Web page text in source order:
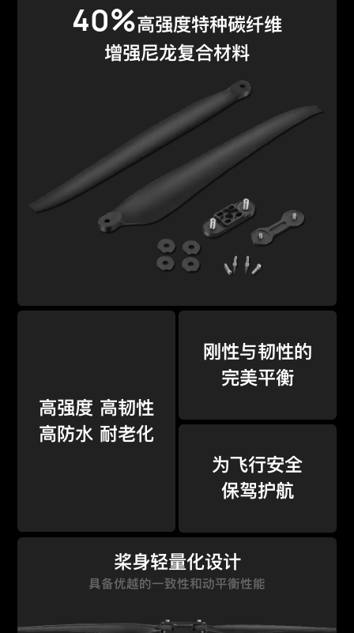
40%高强度特种碳纤维
增强尼龙复合材料
高强度 高韧性
高防水 耐老化
刚性与韧性的
完美平衡
为飞行安全
保驾护航
桨身轻量化设计
具备优越的一致性和动平衡性能